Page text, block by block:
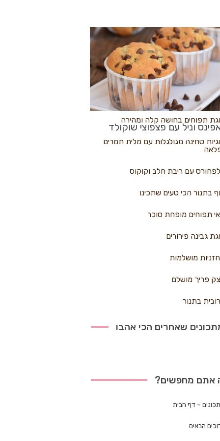
פיצה
בננות
וניל עם פצפוצי שוקולד
נקראים
תפוחים בחושה קלה ומהירה
טחינה מגולגלות עם מלית תמרים
עם ריבת חלב וקוקוס
בתנור הכי טעים שתכינו
תפוחים מופחת סוכר
גבינה פירורים
מושלמות
פריך מושלם
בתנור
שאחרים הכי אהבו
אתם מחפשים?
– דף הבית
הבאים